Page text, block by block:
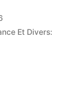
Et Divers: